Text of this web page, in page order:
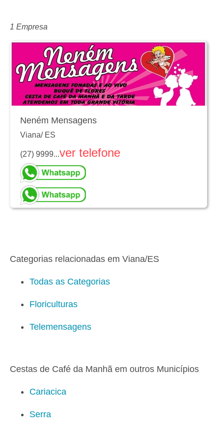
1 Empresa
Neném Mensagens
Viana/ ES
(27) 9999...ver telefone
Categorias relacionadas em Viana/ES
Todas as Categorias
Floriculturas
Telemensagens
Cestas de Café da Manhã em outros Municípios
Cariacica
Serra